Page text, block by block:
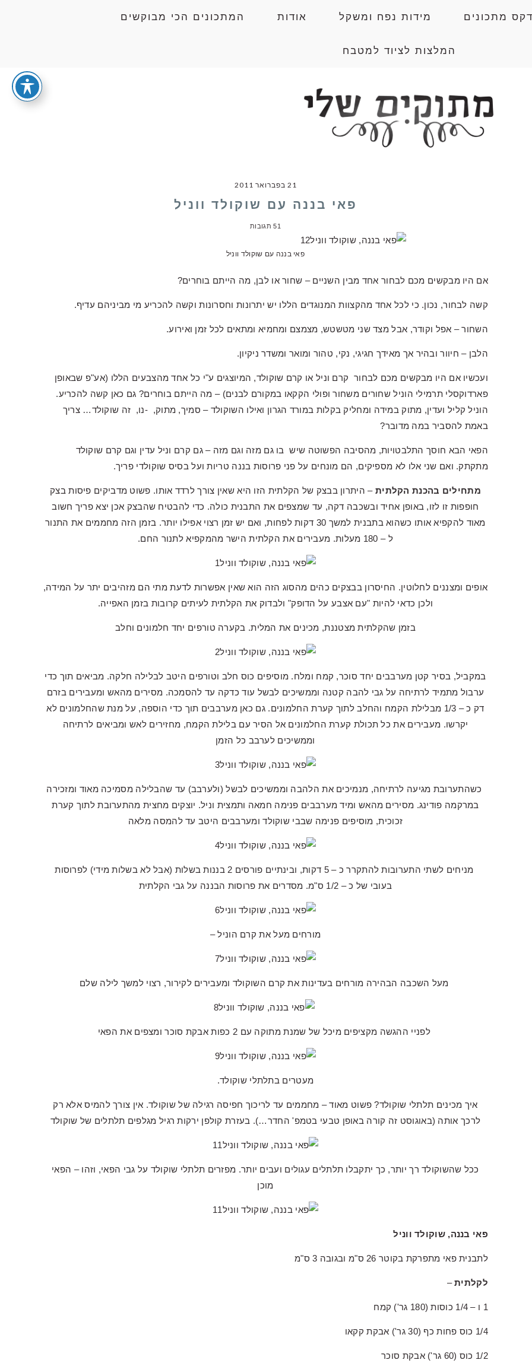
מתכונים מידות נפח ומשקל אודות המתכונים הכי מבוקשים
המלצות לציוד למטבח
21 בפברואר 2011
פאי בננה עם שוקולד ווניל
51 תגובות
פאי בננה עם שוקולד ווניל
אם היו מבקשים מכם לבחור אחד מבין השניים – שחור או לבן, מה הייתם בוחרים?
קשה לבחור, נכון. כי לכל אחד מהקצוות המנוגדים הללו יש יתרונות וחסרונות וקשה להכריע מי מביניהם עדיף.
השחור – אפל וקודר, אבל מצד שני מטשטש, מצמצם ומחמיא ומתאים לכל זמן ואירוע.
הלבן – חיוור ובהיר אך מאידך חגיגי, נקי, טהור ומואר ומשדר ניקיון.
ועכשיו אם היו מבקשים מכם לבחור קרם וניל או קרם שוקולד, המיוצגים ע"י כל אחד מהצבעים הללו (אע"פ שבאופן
פארדוקסלי תרמילי הוניל שחורים משחור ופולי הקקאו במקורם לבנים) – מה הייתם בוחרים? גם כאן קשה להכריע.
הוניל קליל ועדין, מתוק במידה ומחליק בקלות במורד הגרון ואילו השוקולד – סמיך, מתוק, -נו, זה שוקולד… צריך
באמת להסביר במה מדובר?
הפאי הבא חוסך התלבטויות, מהסיבה הפשוטה שיש בו גם מזה וגם מזה – גם קרם וניל עדין וגם קרם שוקולד
מתקתק. ואם שני אלו לא מספיקים, הם מונחים על פני פרוסות בננה טריות ועל בסיס שוקולדי פריך.
מתחילים בהכנת הקלתית – היתרון בבצק של הקלתית הזו היא שאין צורך לרדד אותו. פשוט מדביקים פיסות בצק
חופפות זו לזו, באופן אחיד ובשכבה דקה, עד שמצפים את התבנית כולה. כדי להבטיח שהבצק אכן יצא פריך חשוב
מאוד להקפיא אותו כשהוא בתבנית למשך 30 דקות לפחות, ואם יש זמן רצוי אפילו יותר. בזמן הזה מחממים את התנור
ל – 180 מעלות. מעבירים את הקלתית הישר מהמקפיא לתנור החם.
אופים ומצננים לחלוטין. החיסרון בבצקים כהים מהסוג הזה הוא שאין אפשרות לדעת מתי הם מזהיבים יתר על המידה,
ולכן כדאי להיות "עם אצבע על הדופק" ולבדוק את הקלתית לעיתים קרובות בזמן האפייה.
בזמן שהקלתית מצטננת, מכינים את המלית. בקערה טורפים יחד חלמונים וחלב
במקביל, בסיר קטן מערבבים יחד סוכר, קמח ומלח. מוסיפים כוס חלב וטורפים היטב לבלילה חלקה. מביאים תוך כדי
ערבול מתמיד לרתיחה על גבי להבה קטנה וממשיכים לבשל עוד כדקה עד להסמכה. מסירים מהאש ומעבירים בזרם
דק כ – 1/3 מבלילת הקמח והחלב לתוך קערת החלמונים. גם כאן מערבבים תוך כדי הוספה, על מנת שהחלמונים לא
יקרשו. מעבירים את כל תכולת קערת החלמונים אל הסיר עם בלילת הקמח, מחזירים לאש ומביאים לרתיחה
וממשיכים לערבב כל הזמן
כשהתערובת מגיעה לרתיחה, מנמיכים את הלהבה וממשיכים לבשל (ולערבב) עד שהבלילה מסמיכה מאוד ומזכירה
במרקמה פודינג. מסירים מהאש ומיד מערבבים פנימה חמאה ותמצית וניל. יוצקים מחצית מהתערובת לתוך קערת
זכוכית, מוסיפים פנימה שבבי שוקולד ומערבבים היטב עד להמסה מלאה
מניחים לשתי התערובות להתקרר כ – 5 דקות, ובינתיים פורסים 2 בננות בשלות (אבל לא בשלות מידי) לפרוסות
בעובי של כ – 1/2 ס"מ. מסדרים את פרוסות הבננה על גבי הקלתית
מורחים מעל את קרם הוניל –
מעל השכבה הבהירה מורחים בעדינות את קרם השוקולד ומעבירים לקירור, רצוי למשך לילה שלם
לפניי ההגשה מקציפים מיכל של שמנת מתוקה עם 2 כפות אבקת סוכר ומצפים את הפאי
מעטרים בתלתלי שוקולד.
איך מכינים תלתלי שוקולד? פשוט מאוד – מחממים עד לריכוך חפיסה רגילה של שוקולד. אין צורך להמיס אלא רק
לרכך אותה (באוגוסט זה קורה באופן טבעי בטמפ' החדר…). בעזרת קולפן ירקות רגיל מגלפים תלתלים של שוקולד
ככל שהשוקולד רך יותר, כך יתקבלו תלתלים עגולים ועבים יותר. מפזרים תלתלי שוקולד על גבי הפאי, וזהו – הפאי
מוכן
פאי בננה, שוקולד ווניל
לתבנית פאי מתפרקת בקוטר 26 ס"מ ובגובה 3 ס"מ
לקלתית–
1 ו – 1/4 כוסות (180 גר') קמח
1/4 כוס פחות כף (30 גר') אבקת קקאו
1/2 כוס (60 גר') אבקת סוכר